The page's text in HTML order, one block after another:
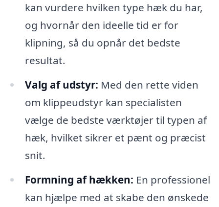
kan vurdere hvilken type hæk du har,
og hvornår den ideelle tid er for
klipning, så du opnår det bedste
resultat.
Valg af udstyr: Med den rette viden
om klippeudstyr kan specialisten
vælge de bedste værktøjer til typen af
hæk, hvilket sikrer et pænt og præcist
snit.
Formning af hækken: En professionel
kan hjælpe med at skabe den ønskede